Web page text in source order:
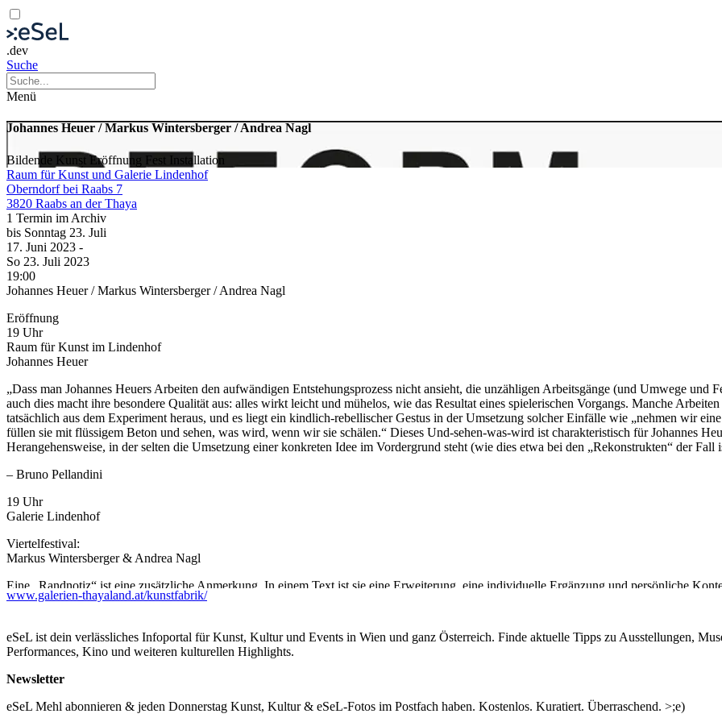
.dev
Suche
Menü
Johannes Heuer / Markus Wintersberger / Andrea Nagl
Bildende Kunst Eröffnung Fest Installation
Raum für Kunst und Galerie Lindenhof
Oberndorf bei Raabs 7
3820 Raabs an der Thaya
1 Termin im Archiv
bis Sonntag 23. Juli
17. Juni 2023 -
So 23. Juli 2023
19:00
Johannes Heuer / Markus Wintersberger / Andrea Nagl
Eröffnung
19 Uhr
Raum für Kunst im Lindenhof
Johannes Heuer
„Dass man Johannes Heuers Arbeiten den aufwändigen Entstehungsprozess nicht ansieht, die unzähligen Arbeitsgänge (und Umwege und
auch dies macht ihre besondere Qualität aus: alles wirkt leicht und mühelos, wie das Resultat eines spielerischen Vorgangs. Manche Arbeiten
tatsächlich aus dem Experiment heraus, und es liegt ein kindlich-rebellischer Gestus in der Umsetzung solcher Einfälle wie „nehmen wir
füllen sie mit flüssigem Beton und sehen, was wird, wenn wir sie schälen.“ Dieses Und-sehen-was-wird ist charakteristisch für Johannes
Herangehensweise, in der selten die Umsetzung einer konkreten Idee im Vordergrund steht (wie dies etwa bei den „Rekonstrukten“ der Fall
– Bruno Pellandini
19 Uhr
Galerie Lindenhof
Viertelfestival:
Markus Wintersberger & Andrea Nagl
Eine „Randnotiz“ ist eine zusätzliche Anmerkung. In einem Text ist sie eine Erweiterung, eine individuelle Ergänzung und persönliche
Eine Randnotiz stellt einen individuellen Code dar, den eine weitere Person kaum entziffern kann.
Eine „Wunderkammer“ verknüpft Bezüge, stellt Verbindungen zwischen Gegenständen her und schafft eine scheinbare Ordnung der Dinge.
der Wunderkammer liegt vor allem in ihrer Verrätselung, in einer subjektiven Kuratierung von Welt-Ausschnitten.
eine verstärkte Aufmerksamkeit, wird zu einem besonderen Ausschnitt der Welt und löst den Widerspruch zwischen Mitte und Rand
...Mehr lesen
www.galerien-thayaland.at/kunstfabrik/
eSeL ist dein verlässliches Infoportal für Kunst, Kultur und Events in Wien und ganz Österreich. Finde aktuelle Tipps zu Ausstellungen,
Performances, Kino und weiteren kulturellen Highlights.
Newsletter
eSeL Mehl abonnieren & jeden Donnerstag Kunst, Kultur & eSeL-Fotos im Postfach haben. Kostenlos. Kuratiert. Überraschend. >;e)